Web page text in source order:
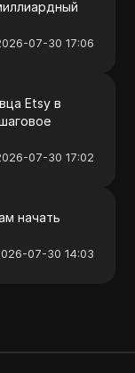
07-30 17:06
Etsy в
07-30 17:02
начать
07-30 14:03